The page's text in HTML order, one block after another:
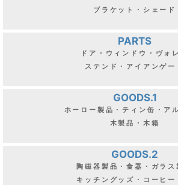
ブラケット・シェード
PARTS
ドア・ウィンドウ・ヴォ
ステンド・アイアンゲー
GOODS.1
ホーロー製品・ティン缶・ア
木製品・木箱
GOODS.2
陶磁器製品・食器・ガラス
キッチングッズ・コーヒー